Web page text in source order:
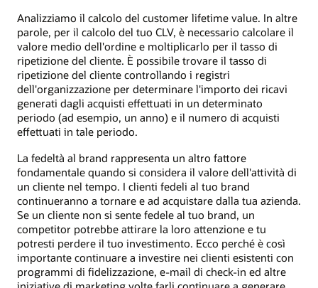
Analizziamo il calcolo del customer lifetime value. In altre
parole, per il calcolo del tuo CLV, è necessario calcolare il
valore medio dell'ordine e moltiplicarlo per il tasso di
ripetizione del cliente. È possibile trovare il tasso di
ripetizione del cliente controllando i registri
dell'organizzazione per determinare l'importo dei ricavi
generati dagli acquisti effettuati in un determinato
periodo (ad esempio, un anno) e il numero di acquisti
effettuati in tale periodo.
La fedeltà al brand rappresenta un altro fattore
fondamentale quando si considera il valore dell'attività di
un cliente nel tempo. I clienti fedeli al tuo brand
continueranno a tornare e ad acquistare dalla tua azienda.
Se un cliente non si sente fedele al tuo brand, un
competitor potrebbe attirare la loro attenzione e tu
potresti perdere il tuo investimento. Ecco perché è così
importante continuare a investire nei clienti esistenti con
programmi di fidelizzazione, e-mail di check-in ed altre